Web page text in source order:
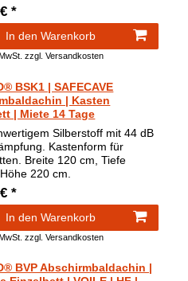
*
In den Warenkorb
zzgl.Versandkosten
BSK1 | SAFECAVE
| Kasten
| Miete 14 Tage
Silberstoff mit 44 dB
Kastenform für
Breite 120 cm, Tiefe
220 cm.
*
In den Warenkorb
zzgl.Versandkosten
BVP Abschirmbaldachin |